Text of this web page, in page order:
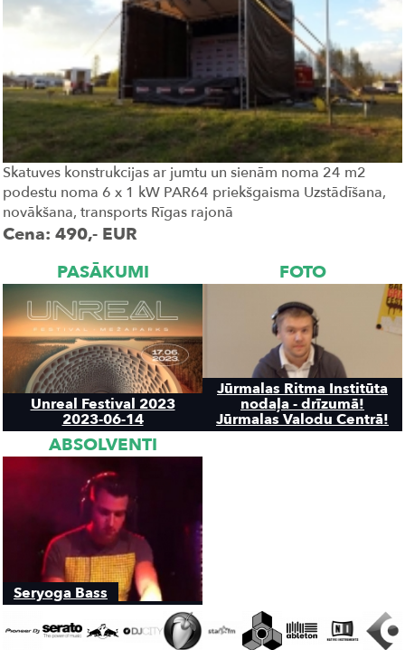
Skatuves konstrukcijas ar jumtu un sienām noma 24 m2
podestu noma 6 x 1 kW PAR64 priekšgaisma Uzstādīšana,
novākšana, transports Rīgas rajonā
Cena: 490,- EUR
PASĀKUMI
Unreal Festival 2023
2023-06-14
FOTO
Jūrmalas Ritma Institūta
nodaļa - drīzumā!
Jūrmalas Valodu Centrā!
ABSOLVENTI
Seryoga Bass